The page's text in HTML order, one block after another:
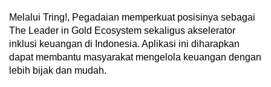
Melalui Tring!, Pegadaian memperkuat posisinya sebagai
The Leader in Gold Ecosystem sekaligus akselerator
inklusi keuangan di Indonesia. Aplikasi ini diharapkan
dapat membantu masyarakat mengelola keuangan dengan
lebih bijak dan mudah.